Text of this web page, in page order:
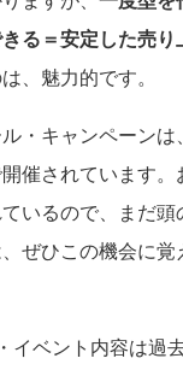
る＝安定した売
、魅力的です。
・キャンペーンは
催されています。
いるので、まだ頭
ぜひこの機会に覚
イベント内容は過